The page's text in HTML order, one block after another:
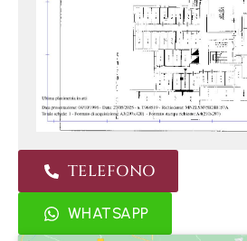
TELEFONO
WHATSAPP